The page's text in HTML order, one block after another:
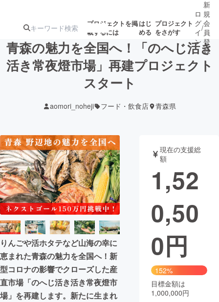
プロジェクトを掲
載するには
はじ
める
プロジェクト
をさがす
注目の新着プロ募集終了が近いプ
テクノロジー・ガジェット
映像・映画 書籍・雑誌
ビジネス・起業 チャレンジ
まちづくり・地域活性化
CAMPFIRE for Social Good
CAMPFIRE Creation
CAMPFIREふるさと納税machi-ya コミュニティ
ロ
グ
イ
ン
/
新
規
会
員
登
録
青森の魅力を全国へ！「のへじ活き
活き常夜燈市場」再建プロジェクト
スタート
aomori_noheji フード・飲食店 青森県
りんごや活ホタテなど山海の幸に
恵まれた青森の魅力を全国へ！新
型コロナの影響でクローズした産
直市場「のへじ活き活き常夜燈市
場」を再建します。新たに生まれ
現在の支援総
額
1,52
0,50
0円
152%
目標金額は
1,000,000円